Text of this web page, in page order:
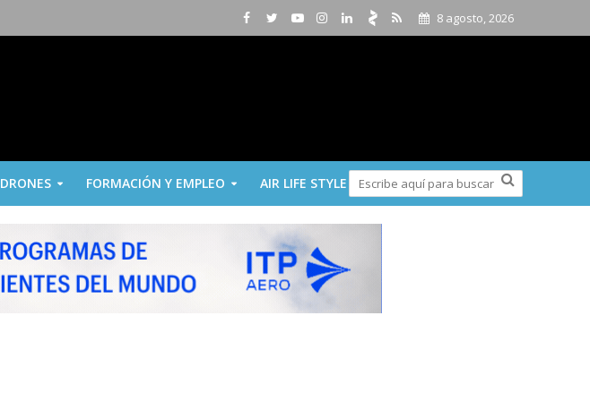
8 agosto, 2026
DRONES FORMACIÓN Y EMPLEO AIR LIFE STYLE